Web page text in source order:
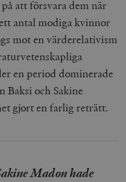
att försvara dem när
antal modiga kvinnor
mot en värderelativism
en period dominerade
Baksi och Sakine
gjort en farlig reträtt.
Madon hade